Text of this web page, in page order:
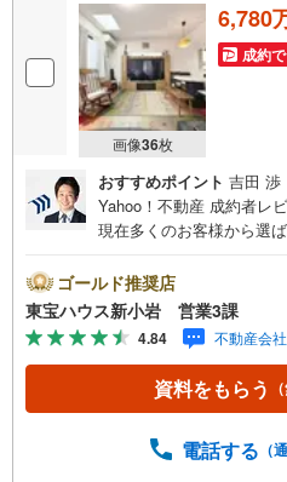
画像36枚
6,780
成約
おすすめポイント 吉田 渉
Yahoo！不動産 成約者レ
現在多くのお客様から選
見学OK■営業時間内（
スムーズです。ご自宅へ
等、お気軽にご相談くだ
リット」 （1）【業界最
で断られた」「借入があ
遇金利と各種手数料0円
ュレーション。「月々い
ゴールド推奨店
東宝ハウス新小岩 営業3課
4.84 不動産会
資料をもらう
電話する （